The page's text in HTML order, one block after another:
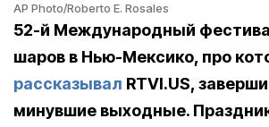
AP Photo/Roberto E. Rosales
52-й Международный
шаров в Нью-Мексико, про
рассказывал RTVI.US,
минувшие выходные.